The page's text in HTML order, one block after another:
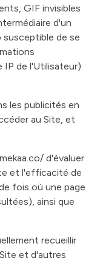
GIF invisibles
d'un
susceptible de se
IP de l'Utilisateur)
les publicités en
au Site, et
d'évaluer
et l'efficacité de
fois où une page
ainsi que
recueillir
et d'autres